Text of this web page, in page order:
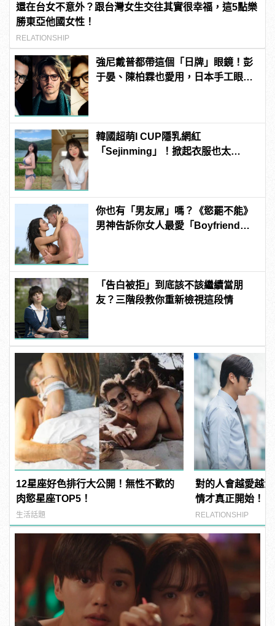
還在台女不意外？跟台灣女生交往其實很幸福，這5點樂
勝東亞他國女性！
RELATIONSHIP
強尼戴普都帶這個「日牌」眼鏡！彭
于晏、陳柏霖也愛用，日本手工眼鏡
韓國超萌I CUP隱乳網紅
「Sejinming」！掀起衣服也太
你也有「男友屌」嗎？《慾罷不能》
男神告訴你女人最愛「Boyfriend
「告白被拒」到底該不該繼續當朋
友？三階段教你重新檢視這段情
12星座好色排行大公開！無性不歡的
肉慾星座TOP5！
生活話題
對的人會越愛越
情才真正開始！
RELATIONSHIP